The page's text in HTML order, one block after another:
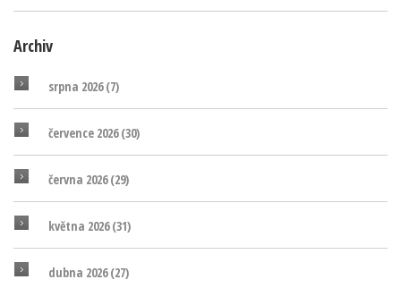
Archiv
srpna 2026(7)
července 2026(30)
června 2026(29)
května 2026(31)
dubna 2026(27)